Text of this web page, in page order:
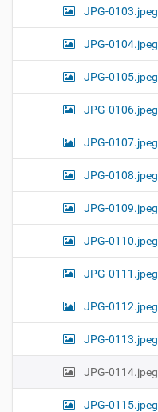
JPG-0103.jpeg
JPG-0104.jpeg
JPG-0105.jpeg
JPG-0106.jpeg
JPG-0107.jpeg
JPG-0108.jpeg
JPG-0109.jpeg
JPG-0110.jpeg
JPG-0111.jpeg
JPG-0112.jpeg
JPG-0113.jpeg
JPG-0114.jpeg
JPG-0115.jpeg